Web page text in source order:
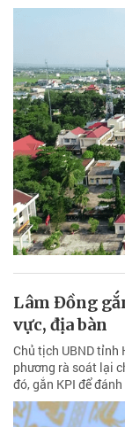
Lâm Đồng
vực, địa bàn
Chủ tịch UBND tỉnh
phương rà soát lại
đó, gắn KPI để